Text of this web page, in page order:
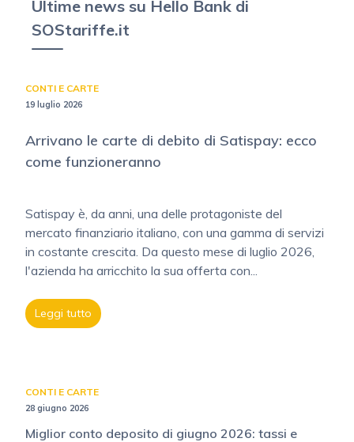
Ultime news su Hello Bank di
SOStariffe.it
CONTI E CARTE
19 luglio 2026
Arrivano le carte di debito di Satispay: ecco
come funzioneranno
Satispay è, da anni, una delle protagoniste del
mercato finanziario italiano, con una gamma di servizi
in costante crescita. Da questo mese di luglio 2026,
l'azienda ha arricchito la sua offerta con...
Leggi tutto
CONTI E CARTE
28 giugno 2026
Miglior conto deposito di giugno 2026: tassi e